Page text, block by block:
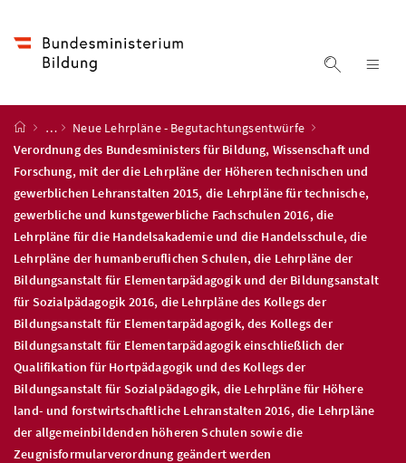
Suche
Startseite
…
Neue Lehrpläne - Begutachtungsentwürfe
Verordnung des Bundesministers für Bildung, Wissenschaft und
Forschung, mit der die Lehrpläne der Höheren technischen und
gewerblichen Lehranstalten 2015, die Lehrpläne für technische,
gewerbliche und kunstgewerbliche Fachschulen 2016, die
Lehrpläne für die Handelsakademie und die Handelsschule, die
Lehrpläne der humanberuflichen Schulen, die Lehrpläne der
Bildungsanstalt für Elementarpädagogik und der Bildungsanstalt
für Sozialpädagogik 2016, die Lehrpläne des Kollegs der
Bildungsanstalt für Elementarpädagogik, des Kollegs der
Bildungsanstalt für Elementarpädagogik einschließlich der
Qualifikation für Hortpädagogik und des Kollegs der
Bildungsanstalt für Sozialpädagogik, die Lehrpläne für Höhere
land- und forstwirtschaftliche Lehranstalten 2016, die Lehrpläne
der allgemeinbildenden höheren Schulen sowie die
Zeugnisformularverordnung geändert werden